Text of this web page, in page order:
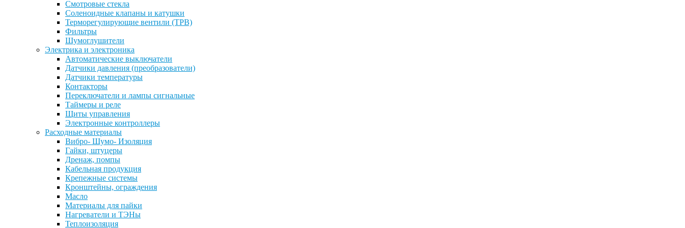
Смотровые стекла
Соленоидные клапаны и катушки
Терморегулирующие вентили (ТРВ)
Фильтры
Шумоглушители
Электрика и электроника
Автоматические выключатели
Датчики давления (преобразователи)
Датчики температуры
Контакторы
Переключатели и лампы сигнальные
Таймеры и реле
Щиты управления
Электронные контроллеры
Расходные материалы
Вибро- Шумо- Изоляция
Гайки, штуцеры
Дренаж, помпы
Кабельная продукция
Крепежные системы
Кронштейны, ограждения
Масло
Материалы для пайки
Нагреватели и ТЭНы
Теплоизоляция